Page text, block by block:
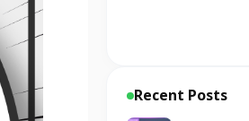
Recent Posts